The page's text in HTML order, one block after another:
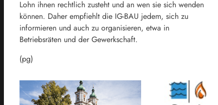
Lohn ihnen rechtlich zusteht und an wen sie sich wenden
können. Daher empfiehlt die IG-BAU jedem, sich zu
informieren und auch zu organisieren, etwa in
Betriebsräten und der Gewerkschaft.
(pg)